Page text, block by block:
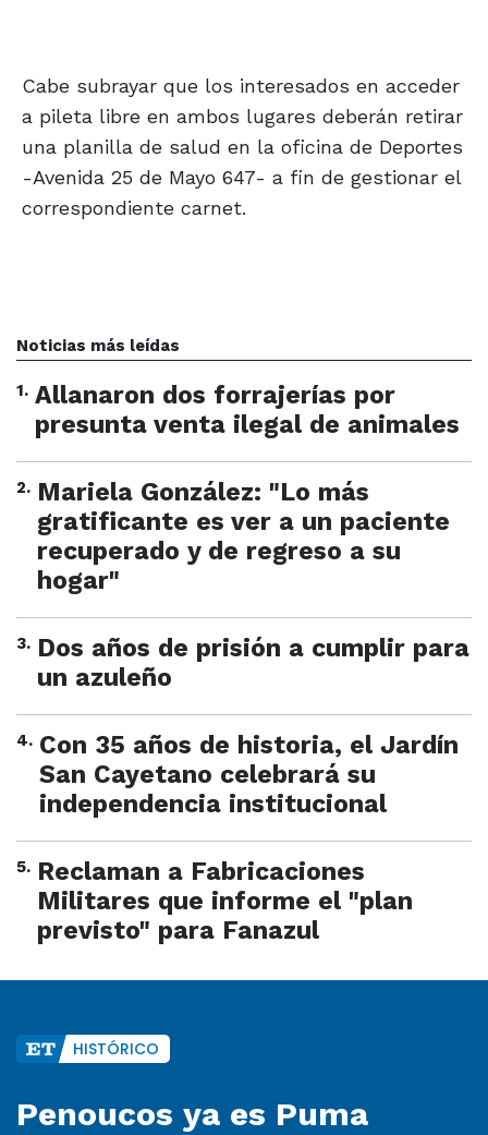
Cabe subrayar que los interesados en acceder
a pileta libre en ambos lugares deberán retirar
una planilla de salud en la oficina de Deportes
-Avenida 25 de Mayo 647- a fin de gestionar el
correspondiente carnet.
Noticias más leídas
1. Allanaron dos forrajerías por
presunta venta ilegal de animales
2. Mariela González: "Lo más
gratificante es ver a un paciente
recuperado y de regreso a su
hogar"
3. Dos años de prisión a cumplir para
un azuleño
4. Con 35 años de historia, el Jardín
San Cayetano celebrará su
independencia institucional
5. Reclaman a Fabricaciones
Militares que informe el "plan
previsto" para Fanazul
HISTÓRICO
Penoucos ya es Puma